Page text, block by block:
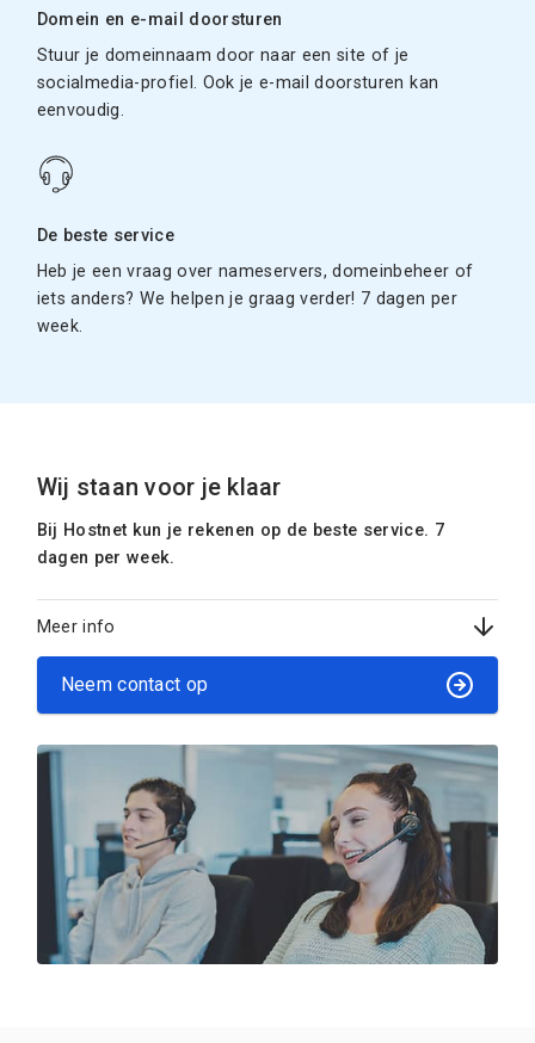
Domein en e-mail doorsturen
Stuur je domeinnaam door naar een site of je
socialmedia-profiel. Ook je e-mail doorsturen kan
eenvoudig.
De beste service
Heb je een vraag over nameservers, domeinbeheer of
iets anders? We helpen je graag verder! 7 dagen per
week.
Wij staan voor je klaar
Bij Hostnet kun je rekenen op de beste service. 7
dagen per week.
Meer info
Neem contact op